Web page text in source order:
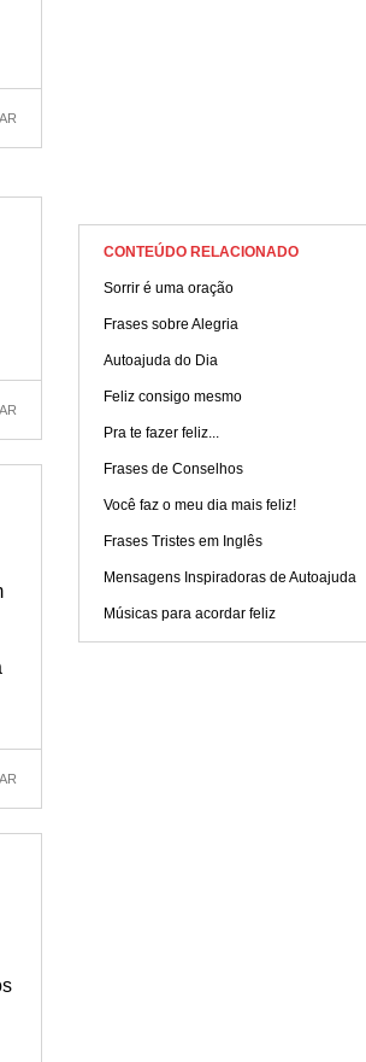
CONTEÚDO RELACIONADO
Sorrir é uma oração
Frases sobre Alegria
Autoajuda do Dia
Feliz consigo mesmo
Pra te fazer feliz...
Frases de Conselhos
Você faz o meu dia mais feliz!
Frases Tristes em Inglês
Mensagens Inspiradoras de Autoajuda
Músicas para acordar feliz